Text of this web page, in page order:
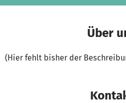
Über
(Hier fehlt bisher der